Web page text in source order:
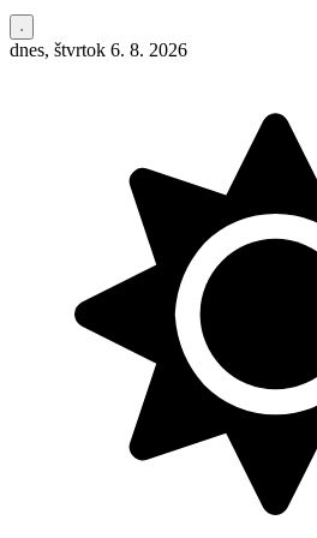
dnes, štvrtok 6. 8. 2026